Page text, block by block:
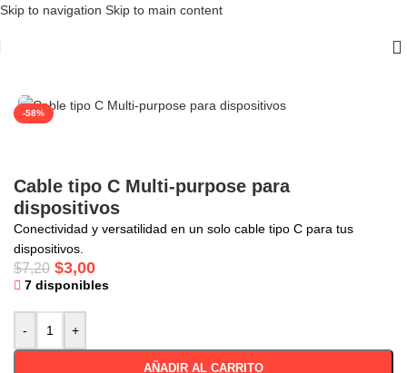
Skip to navigation Skip to main content
-58%
Cable tipo C Multi-purpose para
dispositivos
Conectividad y versatilidad en un solo cable tipo C para tus
dispositivos.
$7,20 $3,00
7 disponibles
- +
AÑADIR AL CARRITO